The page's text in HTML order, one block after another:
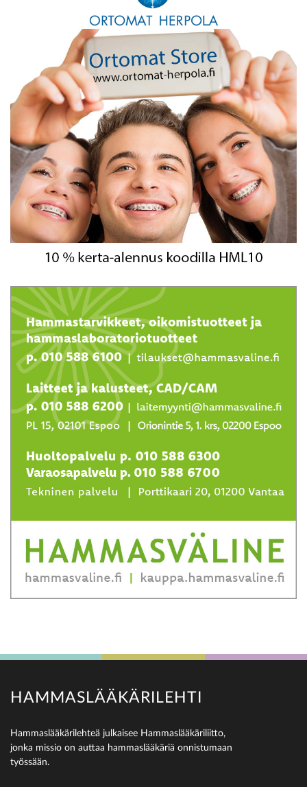
HAMMASLÄÄKÄRILEHTI
Hammaslääkärilehteä julkaisee Hammaslääkäriliitto,
jonka missio on auttaa hammaslääkäriä onnistumaan
työssään.